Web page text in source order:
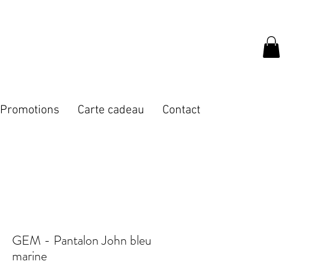
Promotions Carte cadeau Contact
GEM - Pantalon John bleu
marine